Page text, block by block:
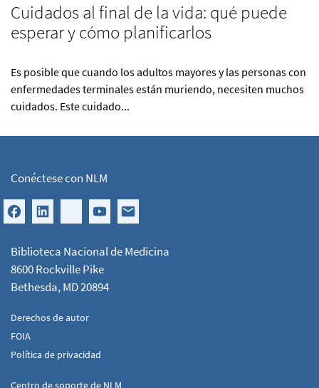
Cuidados al final de la vida: qué puede
esperar y cómo planificarlos
Es posible que cuando los adultos mayores y las personas con
enfermedades terminales están muriendo, necesiten muchos
cuidados. Este cuidado...
Conéctese con NLM
Biblioteca Nacional de Medicina
8600 Rockville Pike
Bethesda, MD 20894
Derechos de autor
FOIA
Política de privacidad
Centro de soporte de NLM